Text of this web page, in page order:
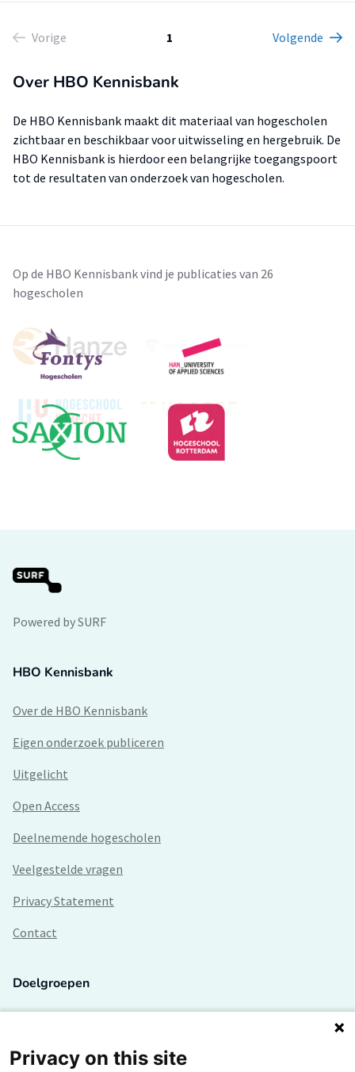
Vorige 1 Volgende
Over HBO Kennisbank
De HBO Kennisbank maakt dit materiaal van hogescholen
zichtbaar en beschikbaar voor uitwisseling en hergebruik. De
HBO Kennisbank is hierdoor een belangrijke toegangspoort
tot de resultaten van onderzoek van hogescholen.
Op de HBO Kennisbank vind je publicaties van 26
hogescholen
Powered by SURF
HBO Kennisbank
Over de HBO Kennisbank
Eigen onderzoek publiceren
Uitgelicht
Open Access
Deelnemende hogescholen
Veelgestelde vragen
Privacy Statement
Contact
Doelgroepen
Lectoren en onderzoekers
Privacy on this site